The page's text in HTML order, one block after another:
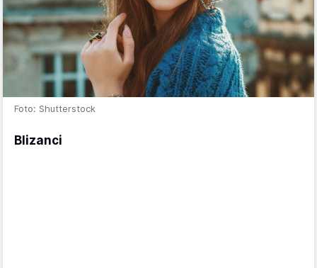
Foto: Shutterstock
Blizanci